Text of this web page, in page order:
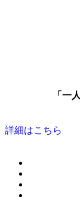
「一
詳細はこちら